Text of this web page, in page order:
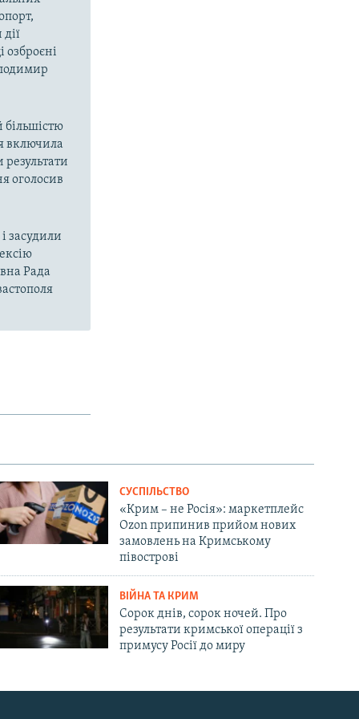
озброєні
більшістю
включила
оголосив
засудили
Рада
СУСПІЛЬСТВО
«Крим – не Росія»: маркетплейс
Ozon припинив прийом нових
замовлень на Кримському
півострові
ВІЙНА ТА КРИМ
Сорок днів, сорок ночей. Про
результати кримської операції з
примусу Росії до миру